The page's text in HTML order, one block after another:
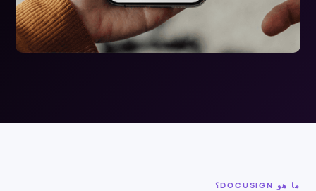
ما هو DOCUSIGN؟